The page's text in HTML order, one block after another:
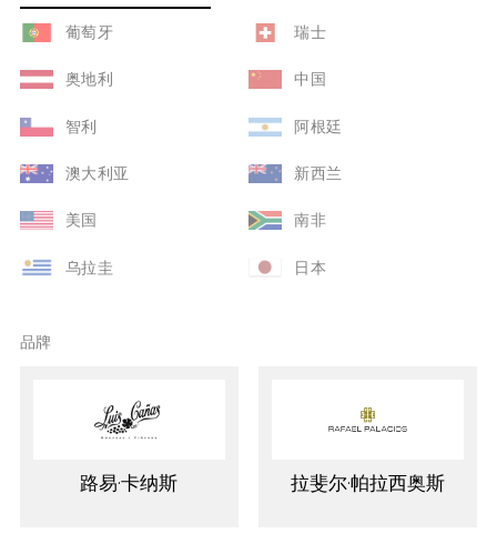
葡萄牙 瑞士
奥地利 中国
智利 阿根廷
澳大利亚 新西兰
美国 南非
乌拉圭 日本
品牌
路易·卡纳斯 拉斐尔·帕拉西奥斯